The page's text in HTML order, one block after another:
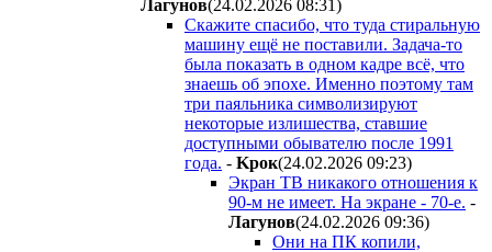
Лaгyнoв(24.02.2026 08:31)
Скажите спасибо, что туда стиральную
машину ещё не поставили. Задача-то
была показать в одном кадре всё, что
знаешь об эпохе. Именно поэтому там
три паяльника символизируют
некоторые излишества, ставшие
доступными обывателю после 1991
года. - Kpoк(24.02.2026 09:23)
Экран ТВ никакого отношения к
90-м не имеет. На экране - 70-е. -
Лaгyнoв(24.02.2026 09:36)
Они на ПК копили,